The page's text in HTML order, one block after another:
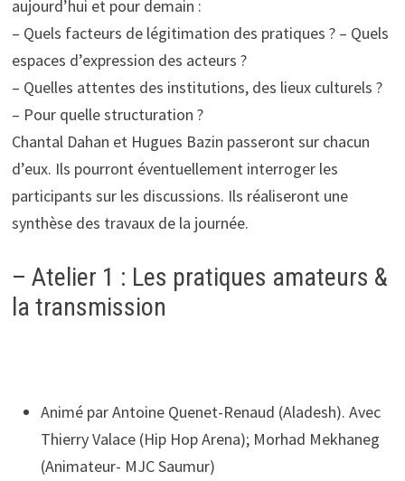
aujourd’hui et pour demain :
– Quels facteurs de légitimation des pratiques ? – Quels
espaces d’expression des acteurs ?
– Quelles attentes des institutions, des lieux culturels ?
– Pour quelle structuration ?
Chantal Dahan et Hugues Bazin passeront sur chacun
d’eux. Ils pourront éventuellement interroger les
participants sur les discussions. Ils réaliseront une
synthèse des travaux de la journée.
– Atelier 1 : Les pratiques amateurs &
la transmission
Animé par Antoine Quenet-Renaud (Aladesh). Avec
Thierry Valace (Hip Hop Arena); Morhad Mekhaneg
(Animateur- MJC Saumur)